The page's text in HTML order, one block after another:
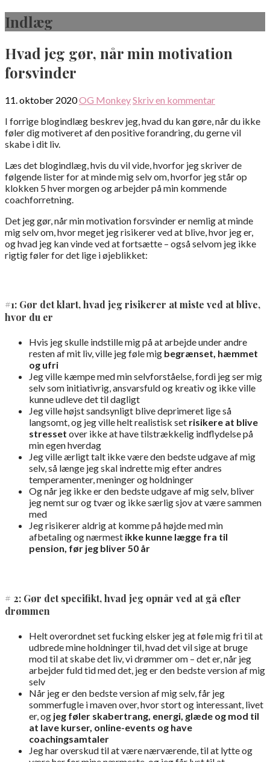
Gå
til
Indlæg
Hvad jeg gør, når min motivation
forsvinder
11. oktober 2020OG MonkeySkriv en kommentar
I forrige blogindlæg beskrev jeg, hvad du kan gøre, når du ikke
føler dig motiveret af den positive forandring, du gerne vil
skabe i dit liv.
Læs det blogindlæg, hvis du vil vide, hvorfor jeg skriver de
følgende lister for at minde mig selv om, hvorfor jeg står op
klokken 5 hver morgen og arbejder på min kommende
coachforretning.
Det jeg gør, når min motivation forsvinder er nemlig at minde
mig selv om, hvor meget jeg risikerer ved at blive, hvor jeg er,
og hvad jeg kan vinde ved at fortsætte – også selvom jeg ikke
rigtig føler for det lige i øjeblikket:
#1: Gør det klart, hvad jeg risikerer at miste ved at blive,
hvor du er
Hvis jeg skulle indstille mig på at arbejde under andre
resten af mit liv, ville jeg føle mig begrænset, hæmmet
og ufri
Jeg ville kæmpe med min selvforståelse, fordi jeg ser mig
selv som initiativrig, ansvarsfuld og kreativ og ikke ville
kunne udleve det til dagligt
Jeg ville højst sandsynligt blive deprimeret lige så
langsomt, og jeg ville helt realistisk set risikere at blive
stresset over ikke at have tilstrækkelig indflydelse på
min egen hverdag
Jeg ville ærligt talt ikke være den bedste udgave af mig
selv, så længe jeg skal indrette mig efter andres
temperamenter, meninger og holdninger
Og når jeg ikke er den bedste udgave af mig selv, bliver
jeg nemt sur og tvær og ikke særlig sjov at være sammen
med
Jeg risikerer aldrig at komme på højde med min
afbetaling og nærmest ikke kunne lægge fra til
pension, før jeg bliver 50 år
# 2: Gør det specifikt, hvad jeg opnår ved at gå efter
drømmen
Helt overordnet set fucking elsker jeg at føle mig fri til at
udbrede mine holdninger til, hvad det vil sige at bruge
mod til at skabe det liv, vi drømmer om – det er, når jeg
arbejder fuld tid med det, jeg er den bedste version af mig
selv
Når jeg er den bedste version af mig selv, får jeg
sommerfugle i maven over, hvor stort og interessant, livet
er, og jeg føler skabertrang, energi, glæde og mod til
at lave kurser, online-events og have
coachingsamtaler
Jeg har overskud til at være nærværende, til at lytte og